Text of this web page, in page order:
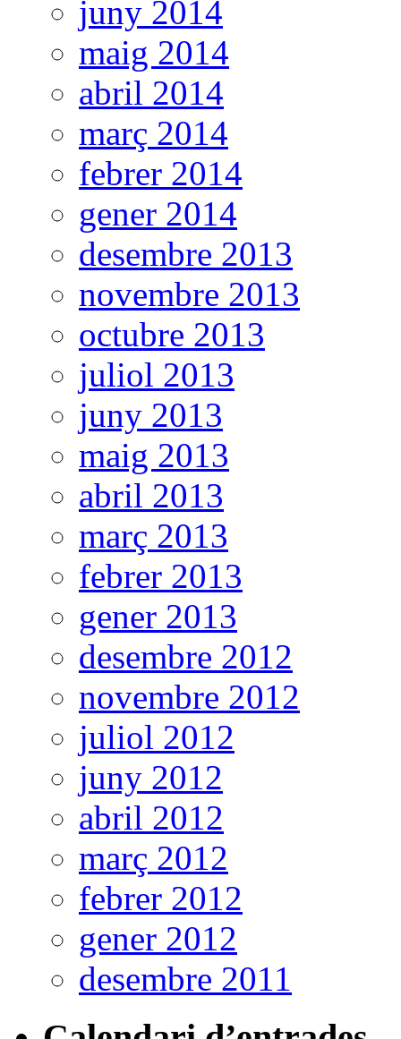
juny 2014
maig 2014
abril 2014
març 2014
febrer 2014
gener 2014
desembre 2013
novembre 2013
octubre 2013
juliol 2013
juny 2013
maig 2013
abril 2013
març 2013
febrer 2013
gener 2013
desembre 2012
novembre 2012
juliol 2012
juny 2012
abril 2012
març 2012
febrer 2012
gener 2012
desembre 2011